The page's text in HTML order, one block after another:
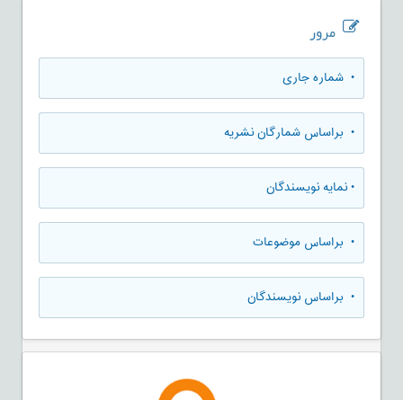
مرور
• شماره جاری
• براساس شمارگان نشریه
•نمایه نویسندگان
• براساس موضوعات
• براساس نویسندگان